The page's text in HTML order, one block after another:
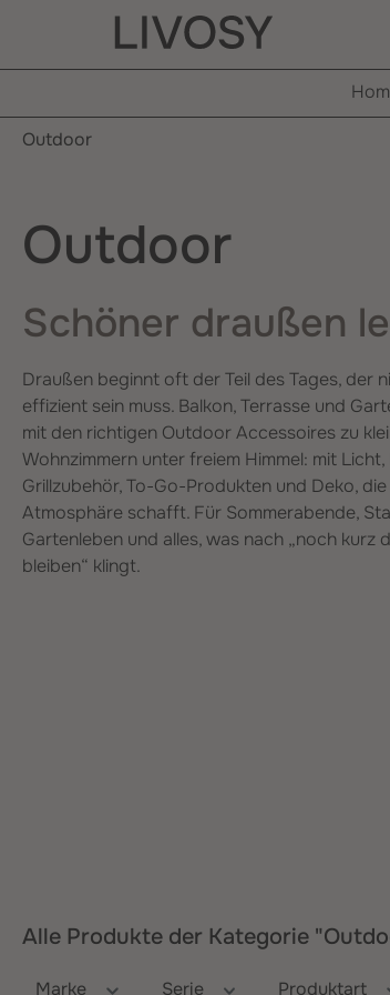
Zur Hauptnavigation springen
Outdoor
Outdoor
Schöner draußen
Draußen beginnt oft der Teil des Tages, der
effizient sein muss. Balkon, Terrasse und
mit den richtigen Outdoor Accessoires zu
Wohnzimmern unter freiem Himmel: mit Licht,
Grillzubehör, To-Go-Produkten und Deko, die
Atmosphäre schafft. Für Sommerabende,
Gartenleben und alles, was nach „noch kurz
bleiben“ klingt.
Alle Produkte der Kategorie
Marke Serie Produktart